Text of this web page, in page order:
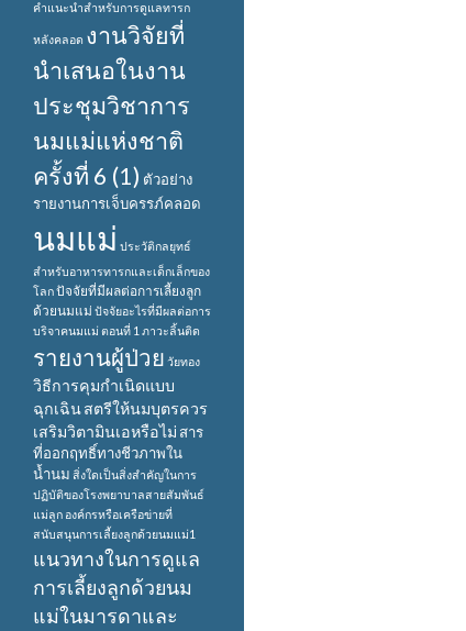
คำแนะนำสำหรับการดูแลทารก
หลังคลอด งานวิจัยที่
นำเสนอในงาน
ประชุมวิชาการ
นมแม่แห่งชาติ
ครั้งที่ 6 (1) ตัวอย่าง
รายงานการเจ็บครรภ์คลอด
นมแม่ ประวัติกลยุทธ์
สำหรับอาหารทารกและเด็กเล็กของ
โลกปัจจัยที่มีผลต่อการเลี้ยงลูก
ด้วยนมแม่ ปัจจัยอะไรที่มีผลต่อการ
บริจาคนมแม่ ตอนที่ 1 ภาวะลิ้นติด
รายงานผู้ป่วย วัยทอง
วิธีการคุมกำเนิดแบบ
ฉุกเฉินสตรีให้นมบุตรควร
เสริมวิตามินเอหรือไม่ สาร
ที่ออกฤทธิ์ทางชีวภาพใน
น้ำนม สิ่งใดเป็นสิ่งสำคัญในการ
ปฏิบัติของโรงพยาบาลสายสัมพันธ์
แม่ลูก องค์กรหรือเครือข่ายที่
สนับสนุนการเลี้ยงลูกด้วยนมแม่1
แนวทางในการดูแล
การเลี้ยงลูกด้วยนม
แม่ในมารดาและ